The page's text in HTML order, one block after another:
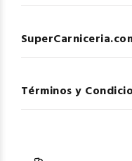
Términos y